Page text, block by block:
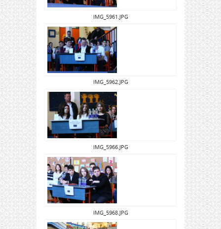
IMG_5961.JPG
IMG_5962.JPG
IMG_5966.JPG
IMG_5968.JPG